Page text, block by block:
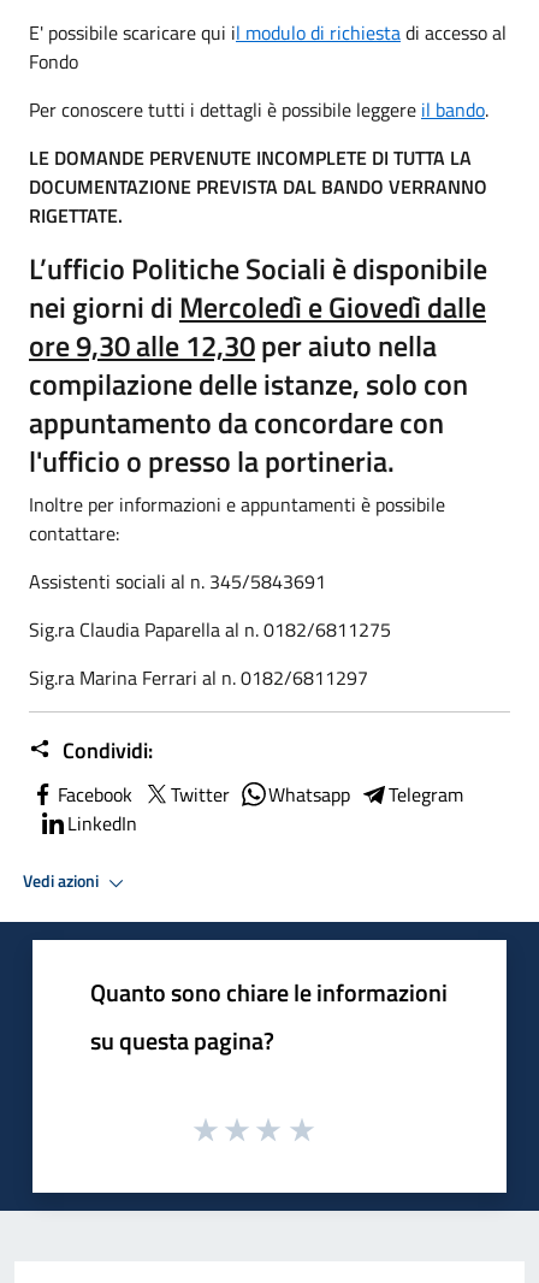
E' possibile scaricare qui il modulo di richiestadi accesso al
Fondo
Per conoscere tutti i dettagli è possibile leggere il bando.
LE DOMANDE PERVENUTE INCOMPLETE DI TUTTA LA
DOCUMENTAZIONE PREVISTA DAL BANDO VERRANNO
RIGETTATE.
L’ufficio Politiche Sociali è disponibile
nei giorni diMercoledì e Giovedì dalle
ore 9,30 alle 12,30per aiuto nella
compilazione delle istanze,solo con
appuntamento da concordare con
l'ufficio o presso la portineria.
Inoltre per informazioni e appuntamenti è possibile
contattare:
Assistenti sociali al n. 345/5843691
Sig.ra Claudia Paparella al n. 0182/6811275
Sig.ra Marina Ferrari al n. 0182/6811297
Condividi:
Facebook Twitter Whatsapp
Telegram
LinkedIn
Vedi azioni
Quanto sono chiare le informazioni
su questa pagina?